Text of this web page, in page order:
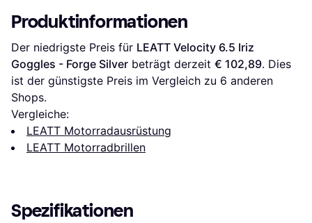
Produktinformationen
Der niedrigste Preis für LEATT Velocity 6.5 Iriz
Goggles - Forge Silver beträgt derzeit € 102,89. Dies
ist der günstigste Preis im Vergleich zu 6 anderen
Shops.
Vergleiche:
LEATT Motorradausrüstung
LEATT Motorradbrillen
Spezifikationen